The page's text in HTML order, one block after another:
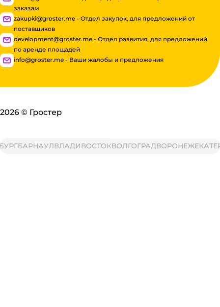
заказам
zakupki@groster.me - Отдел закупок, для предложений от
поставщиков
development@groster.me - Отдел развития, для предложений
по аренде площадей
info@groster.me - Ваши жалобы и предложения
2026 © Гростер
БАРНАУЛВЛАДИВОСТОКВОЛГОГРАДВОРОНЕЖ